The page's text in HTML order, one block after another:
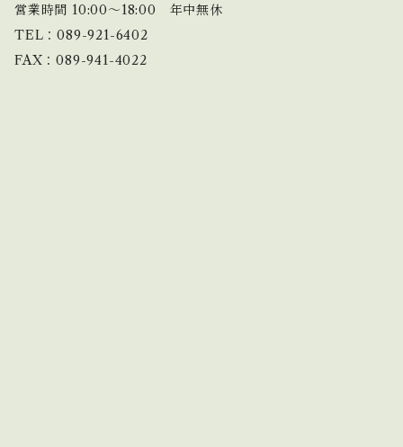
営業時間 10:00〜18:00 年中無休
TEL：089-921-6402
FAX：089-941-4022